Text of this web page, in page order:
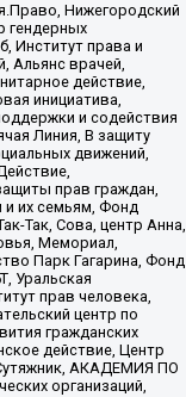
Нижегородский
гендерных
Институт права и
Альянс врачей,
действие,
инициатива,
и содействия
Линия, В защиту
движений,
прав граждан,
их семьям, Фонд
Так, Сова, центр Анна,
Мемориал,
Парк Гагарина, Фонд
Уральская
прав человека,
центр по
гражданских
действие, Центр
АКАДЕМИЯ ПО
организаций,